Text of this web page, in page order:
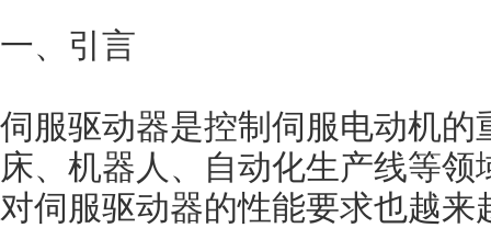
一、引言
伺服驱动器是控制伺服电动机
床、机器人、自动化生产线等
对伺服驱动器的性能要求也越